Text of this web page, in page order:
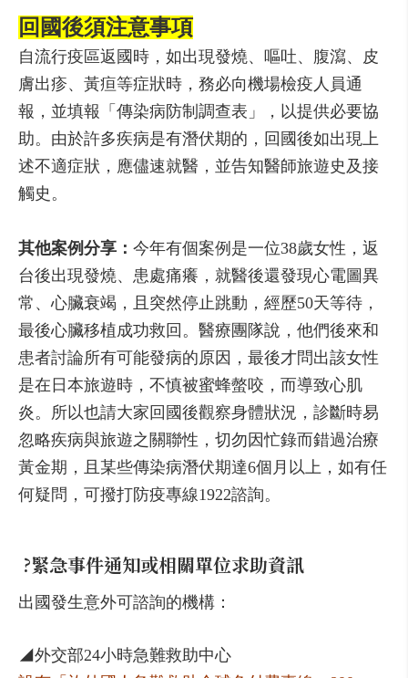
回國後須注意事項
自流行疫區返國時，如出現發燒、嘔吐、腹瀉、皮
膚出疹、黃疸等症狀時，務必向機場檢疫人員通
報，並填報「傳染病防制調查表」，以提供必要協
助。由於許多疾病是有潛伏期的，回國後如出現上
述不適症狀，應儘速就醫，並告知醫師旅遊史及接
觸史。
其他案例分享： 今年有個案例是一位38歲女性，返
台後出現發燒、患處痛癢，就醫後還發現心電圖異
常、心臟衰竭，且突然停止跳動，經歷50天等待，
最後心臟移植成功救回。醫療團隊說，他們後來和
患者討論所有可能發病的原因，最後才問出該女性
是在日本旅遊時，不慎被蜜蜂螫咬，而導致心肌
炎。所以也請大家回國後觀察身體狀況，診斷時易
忽略疾病與旅遊之關聯性，切勿因忙錄而錯過治療
黃金期，且某些傳染病潛伏期達6個月以上，如有任
何疑問，可撥打防疫專線1922諮詢。
?緊急事件通知或相關單位求助資訊
出國發生意外可諮詢的機構：
◢外交部24小時急難救助中心